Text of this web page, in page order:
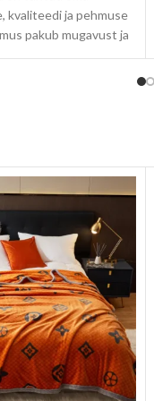
kvaliteedi ja pehmuse
pakub mugavust ja
hoiab sind soojas isegi
stiilset ja mugavat
tutvuda Sherpa
ainulaadne välimus,
need
kodusele
on ideaalne kingitus
et jahedatel õhtutel